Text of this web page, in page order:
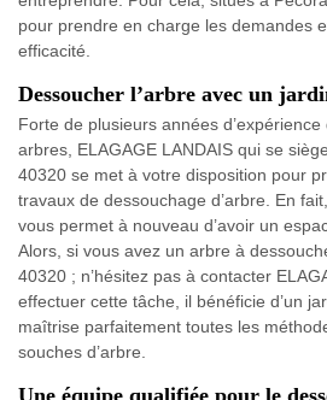
pour prendre en charge les demandes
efficacité.
Dessoucher l’arbre avec un
Forte de plusieurs années
arbres, ELAGAGE LANDAIS qui se
40320 se met à votre disposition pour
travaux de dessouchage d’arbre. En
vous permet à nouveau d’avoir un
Alors, si vous avez un arbre à
40320 ; n’hésitez pas à contacter
effectuer cette tâche, il bénéficie d’un
maîtrise parfaitement toutes les
souches d’arbre.
Une équipe qualifiée pour le